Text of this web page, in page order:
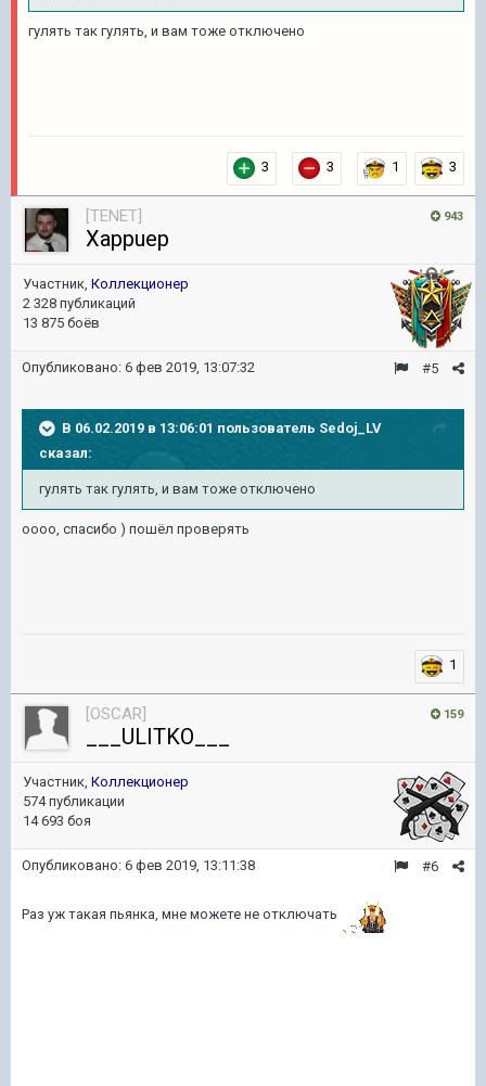
гулять так гулять, и вам тоже отключено
3 3 1 3
943
[TENET]
Xappuep
Участник, Коллекционер
2 328 публикаций
13 875 боёв
#5
Опубликовано: 6 фев 2019, 13:07:32
В 06.02.2019 в 13:06:01 пользователь Sedoj_LV
сказал:
гулять так гулять, и вам тоже отключено
оооо, спасибо ) пошёл проверять
1
159
[OSCAR]
___ULITKO___
Участник, Коллекционер
574 публикации
14 693 боя
#6
Опубликовано: 6 фев 2019, 13:11:38
Раз уж такая пьянка, мне можете не отключать